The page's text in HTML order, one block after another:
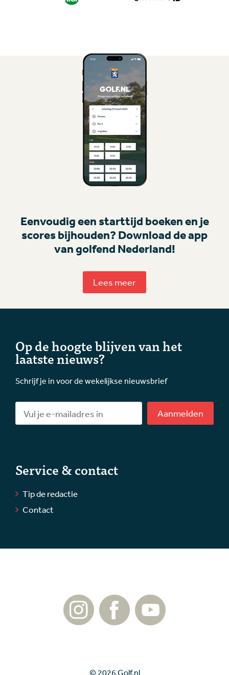
Eenvoudig een starttijd boeken en je
scores bijhouden? Download de app
van golfend Nederland!
Lees meer
Op de hoogte blijven van het
laatste nieuws?
Schrijf je in voor de wekelijkse nieuwsbrief
Aanmelden
Service & contact
Tip de redactie
Contact
© 2026 Golf.nl